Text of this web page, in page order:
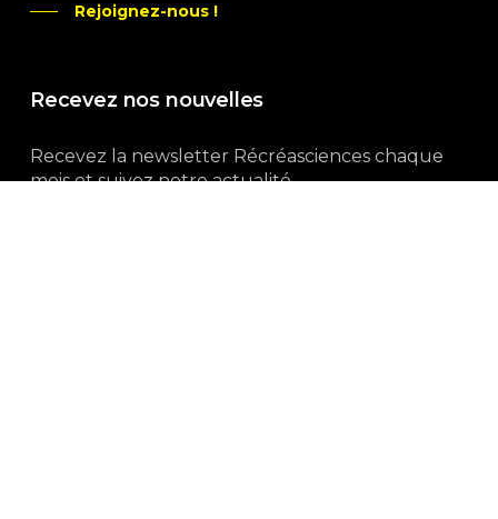
Rejoignez-nous !
Recevez nos nouvelles
Recevez la newsletter Récréasciences chaque
mois et suivez notre actualité...